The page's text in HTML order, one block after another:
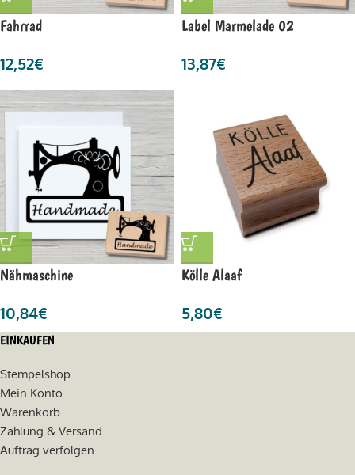
Fahrrad
12,52€
Label Marmelade 02
13,87€
Nähmaschine
10,84€
Kölle Alaaf
5,80€
EINKAUFEN
Stempelshop
Mein Konto
Warenkorb
Zahlung & Versand
Auftrag verfolgen